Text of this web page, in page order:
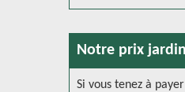
Notre prix
Si vous tenez à